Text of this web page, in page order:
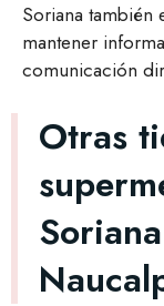
Soriana también
mantener
comunicación
Otras